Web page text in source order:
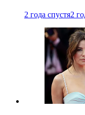
2 года спустя2